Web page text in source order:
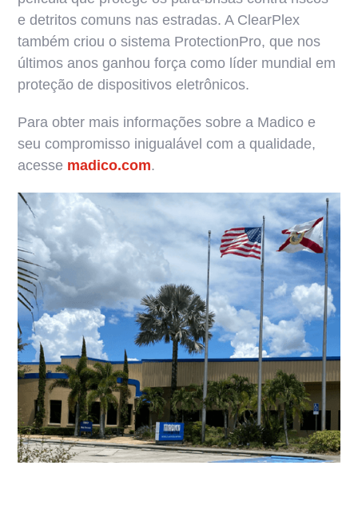
e detritos comuns nas estradas. A ClearPlex
também criou o sistema ProtectionPro, que nos
últimos anos ganhou força como líder mundial em
proteção de dispositivos eletrônicos.
Para obter mais informações sobre a Madico e
seu compromisso inigualável com a qualidade,
acesse madico.com.